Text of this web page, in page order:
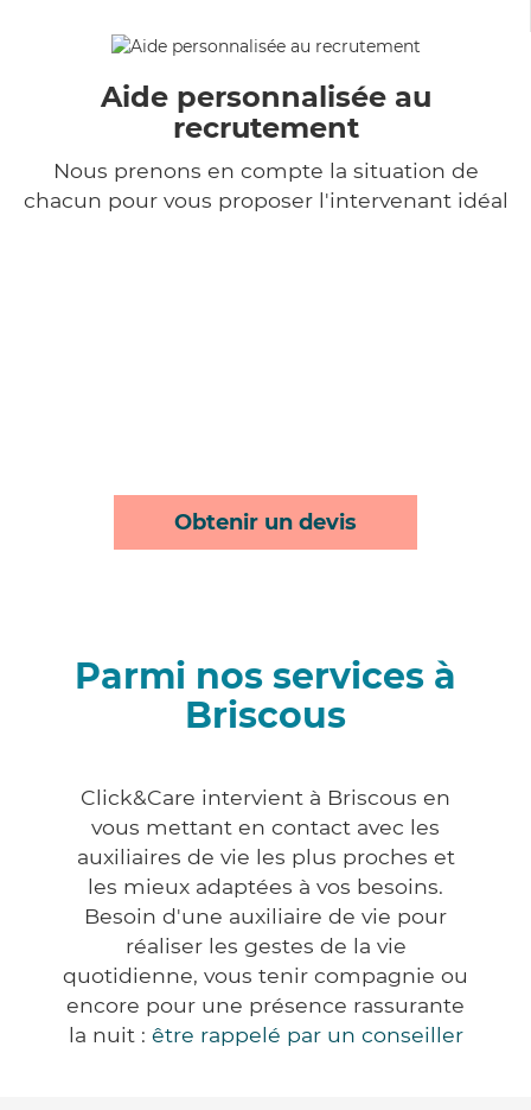
Aide personnalisée au
recrutement
Nous prenons en compte la situation de
chacun pour vous proposer l'intervenant idéal
Obtenir un devis
Parmi nos services à
Briscous
Click&Care intervient à Briscous en
vous mettant en contact avec les
auxiliaires de vie les plus proches et
les mieux adaptées à vos besoins.
Besoin d'une auxiliaire de vie pour
réaliser les gestes de la vie
quotidienne, vous tenir compagnie ou
encore pour une présence rassurante
la nuit : être rappelé par un conseiller